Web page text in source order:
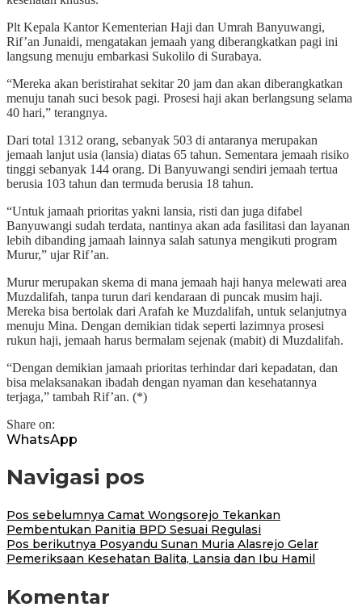
Plt Kepala Kantor Kementerian Haji dan Umrah Banyuwangi,
Rif’an Junaidi, mengatakan jemaah yang diberangkatkan pagi ini
langsung menuju embarkasi Sukolilo di Surabaya.
“Mereka akan beristirahat sekitar 20 jam dan akan diberangkatkan
menuju tanah suci besok pagi. Prosesi haji akan berlangsung selama
40 hari,” terangnya.
Dari total 1312 orang, sebanyak 503 di antaranya merupakan
jemaah lanjut usia (lansia) diatas 65 tahun. Sementara jemaah risiko
tinggi sebanyak 144 orang. Di Banyuwangi sendiri jemaah tertua
berusia 103 tahun dan termuda berusia 18 tahun.
“Untuk jamaah prioritas yakni lansia, risti dan juga difabel
Banyuwangi sudah terdata, nantinya akan ada fasilitasi dan layanan
lebih dibanding jamaah lainnya salah satunya mengikuti program
Murur,” ujar Rif’an.
Murur merupakan skema di mana jemaah haji hanya melewati area
Muzdalifah, tanpa turun dari kendaraan di puncak musim haji.
Mereka bisa bertolak dari Arafah ke Muzdalifah, untuk selanjutnya
menuju Mina. Dengan demikian tidak seperti lazimnya prosesi
rukun haji, jemaah harus bermalam sejenak (mabit) di Muzdalifah.
“Dengan demikian jamaah prioritas terhindar dari kepadatan, dan
bisa melaksanakan ibadah dengan nyaman dan kesehatannya
terjaga,” tambah Rif’an. (*)
Share on:
WhatsApp
Navigasi pos
Pos sebelumnya Camat Wongsorejo Tekankan
Pembentukan Panitia BPD Sesuai Regulasi
Pos berikutnya Posyandu Sunan Muria Alasrejo Gelar
Pemeriksaan Kesehatan Balita, Lansia dan Ibu Hamil
Komentar